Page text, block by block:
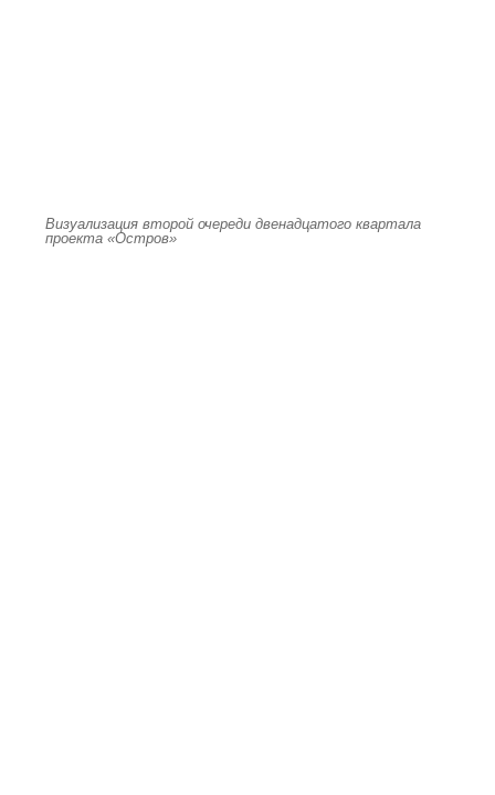
Визуализация второй очереди двенадцатого квартала
проекта «Остров»